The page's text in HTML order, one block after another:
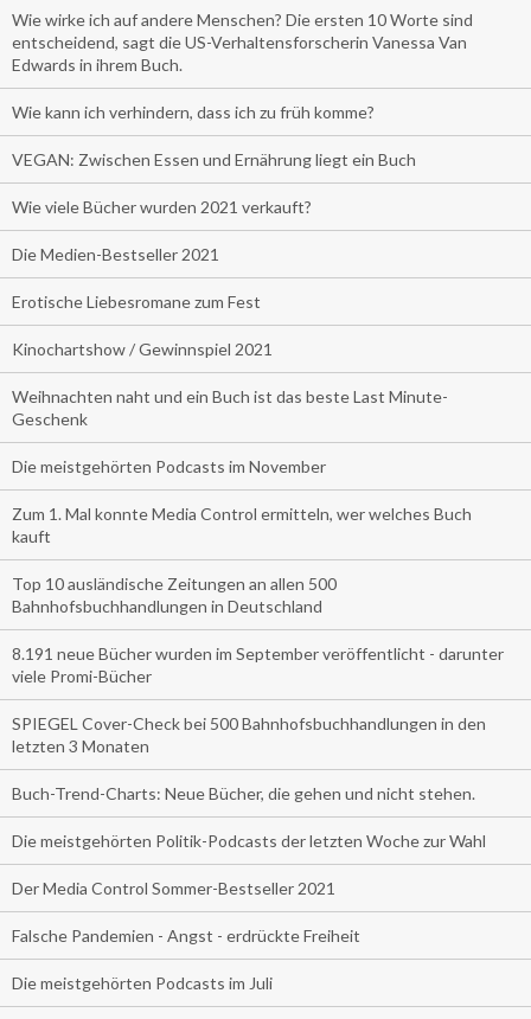
Wie wirke ich auf andere Menschen? Die ersten 10 Worte sind
entscheidend, sagt die US-Verhaltensforscherin Vanessa Van
Edwards in ihrem Buch.
Wie kann ich verhindern, dass ich zu früh komme?
VEGAN: Zwischen Essen und Ernährung liegt ein Buch
Wie viele Bücher wurden 2021 verkauft?
Die Medien-Bestseller 2021
Erotische Liebesromane zum Fest
Kinochartshow / Gewinnspiel 2021
Weihnachten naht und ein Buch ist das beste Last Minute-
Geschenk
Die meistgehörten Podcasts im November
Zum 1. Mal konnte Media Control ermitteln, wer welches Buch
kauft
Top 10 ausländische Zeitungen an allen 500
Bahnhofsbuchhandlungen in Deutschland
8.191 neue Bücher wurden im September veröffentlicht - darunter
viele Promi-Bücher
SPIEGEL Cover-Check bei 500 Bahnhofsbuchhandlungen in den
letzten 3 Monaten
Buch-Trend-Charts: Neue Bücher, die gehen und nicht stehen.
Die meistgehörten Politik-Podcasts der letzten Woche zur Wahl
Der Media Control Sommer-Bestseller 2021
Falsche Pandemien - Angst - erdrückte Freiheit
Die meistgehörten Podcasts im Juli